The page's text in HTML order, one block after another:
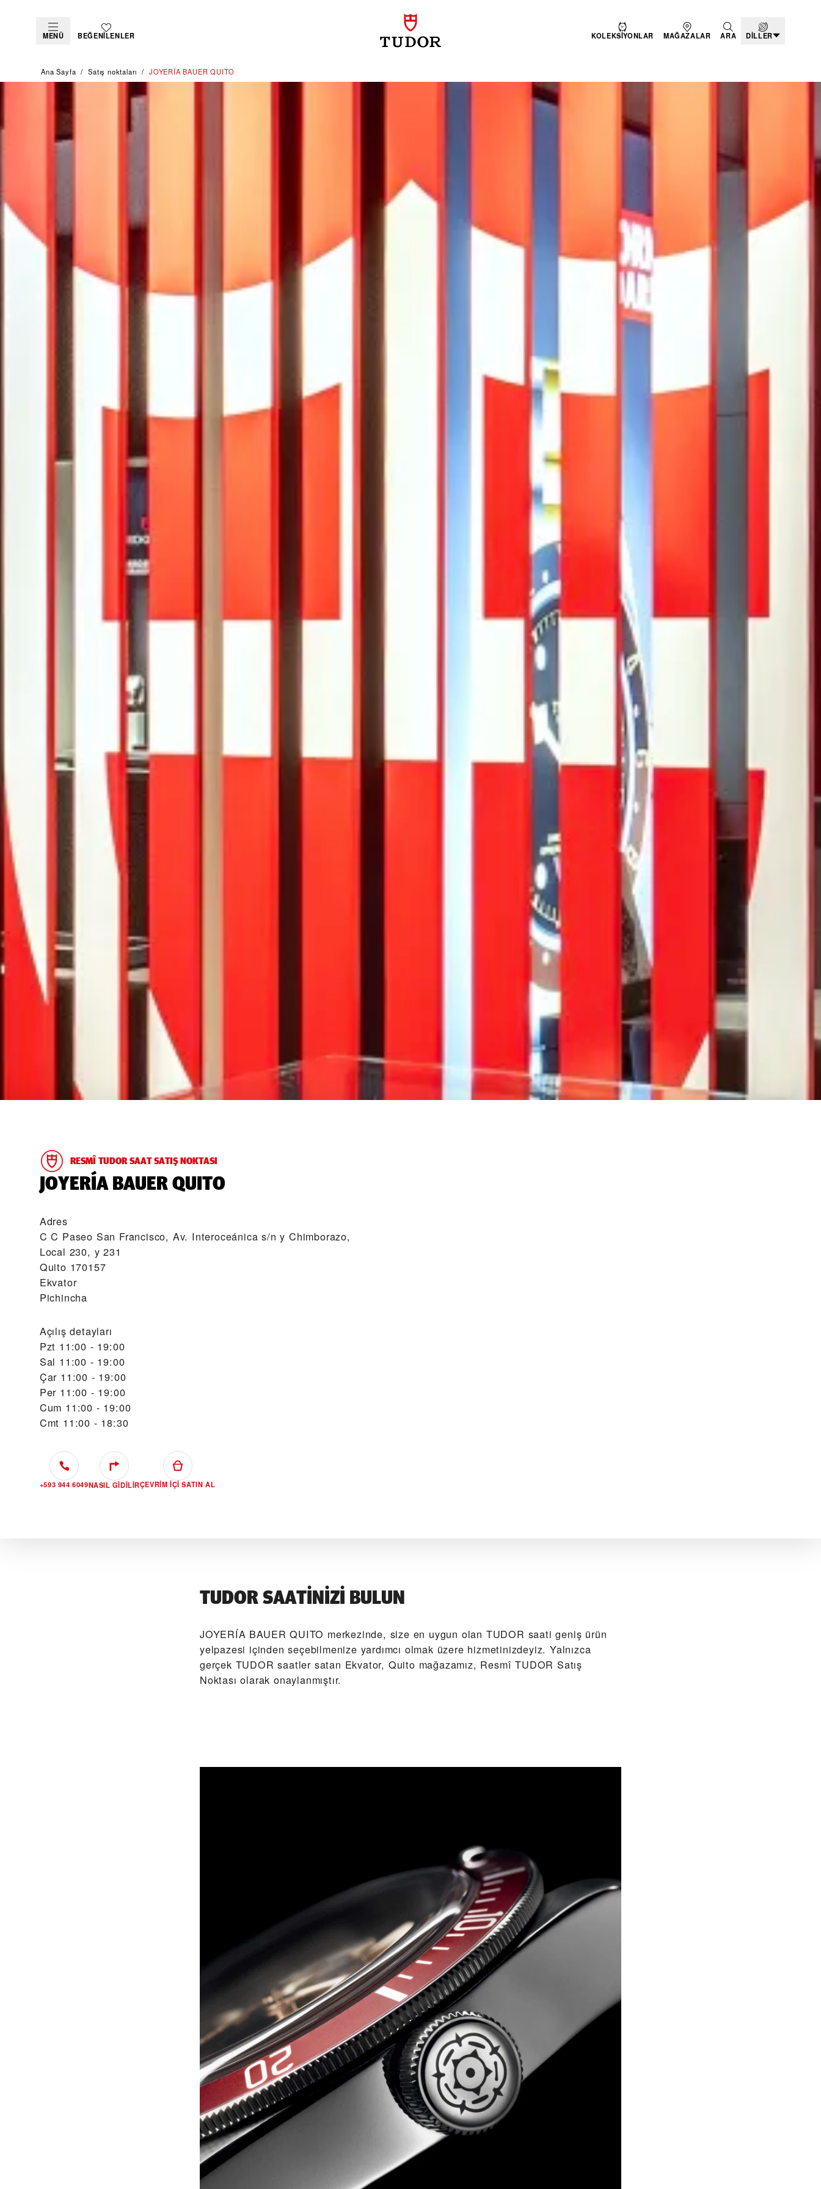
MENÜ BEĞENILENLER KOLEKSIYONLAR MAĞAZALAR ARA DILLER
Ana Sayfa Satış noktaları ‭JOYERÍA BAUER QUITO‬
RESMÎ TUDOR SAAT SATIŞ NOKTASI
‭JOYERÍA BAUER QUITO‬
Adres
C C Paseo San Francisco, Av. Interoceánica s/n y Chimborazo,
Local 230, y 231
Quito 170157
Ekvator
Pichincha
Açılış detayları
Pzt 11:00 - 19:00
Sal 11:00 - 19:00
Çar 11:00 - 19:00
Per 11:00 - 19:00
Cum 11:00 - 19:00
Cmt 11:00 - 18:30
+593 944 6049NASIL GIDILIRÇEVRIM IÇI SATIN AL
TUDOR SAATINIZI BULUN
‭JOYERÍA BAUER QUITO‬ merkezinde, size en uygun olan TUDOR saati geniş ürün
yelpazesi içinden seçebilmenize yardımcı olmak üzere hizmetinizdeyiz. Yalnızca
gerçek TUDOR saatler satan Ekvator, Quito mağazamız, Resmî TUDOR Satış
Noktası olarak onaylanmıştır.